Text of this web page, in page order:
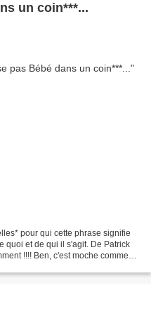
un coin***...
pour qui cette phrase signifie
quoi et de qui il s'agit. De Patrick
!!!! Ben, c'est moche comme